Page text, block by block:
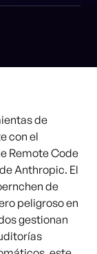
de
con el
Remote Code
Anthropic. El
de
peligroso en
gestionan